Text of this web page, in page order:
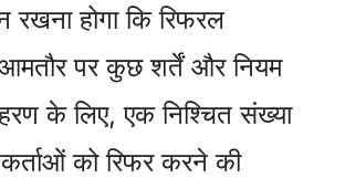
रखना होगा कि रिफरल
आमतौर पर कुछ शर्तें और नियम
के लिए, एक निश्चित संख्या
को रिफर करने की